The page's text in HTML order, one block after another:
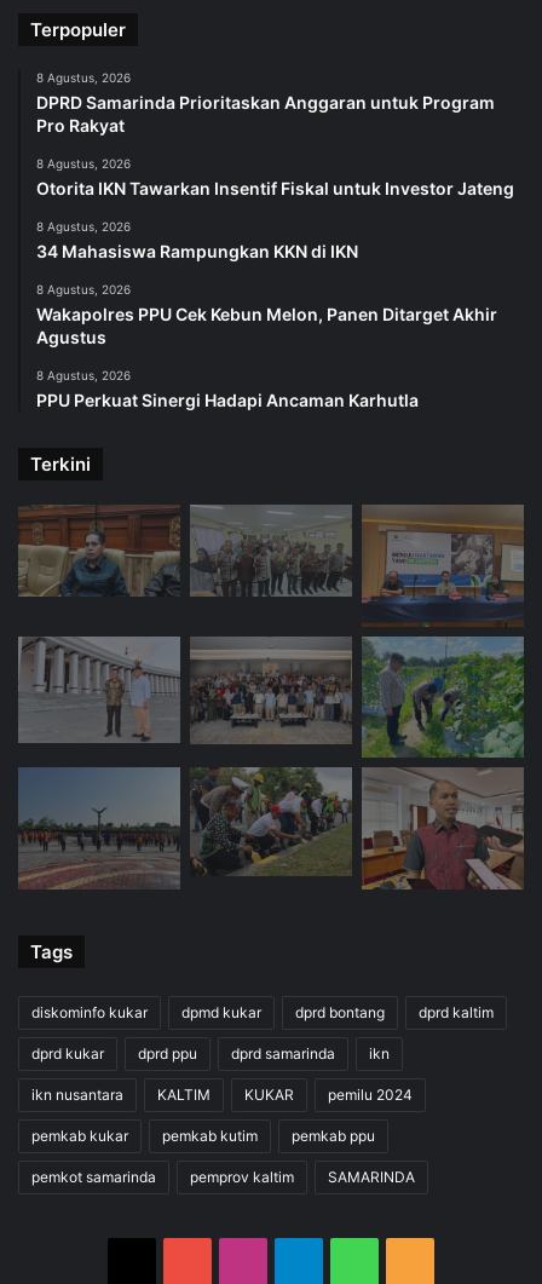
Terpopuler
8 Agustus, 2026
DPRD Samarinda Prioritaskan Anggaran untuk Program
Pro Rakyat
8 Agustus, 2026
Otorita IKN Tawarkan Insentif Fiskal untuk Investor Jateng
8 Agustus, 2026
34 Mahasiswa Rampungkan KKN di IKN
8 Agustus, 2026
Wakapolres PPU Cek Kebun Melon, Panen Ditarget Akhir
Agustus
8 Agustus, 2026
PPU Perkuat Sinergi Hadapi Ancaman Karhutla
Terkini
Tags
diskominfo kukar dpmd kukar dprd bontang dprd kaltim
dprd kukar dprd ppu dprd samarinda ikn
ikn nusantara KALTIM KUKAR pemilu 2024
pemkab kukar pemkab kutim pemkab ppu
pemkot samarinda pemprov kaltim SAMARINDA